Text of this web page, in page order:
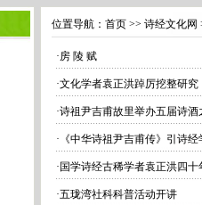
位置导航： 首页 >> 诗经文化网
·房 陵 赋
·文化学者袁正洪踔厉挖整研
·诗祖尹吉甫故里举办五届诗
· 《中华诗祖尹吉甫传》引诗
· 国学诗经古稀学者袁正洪四
·五珑湾社科科普活动开讲